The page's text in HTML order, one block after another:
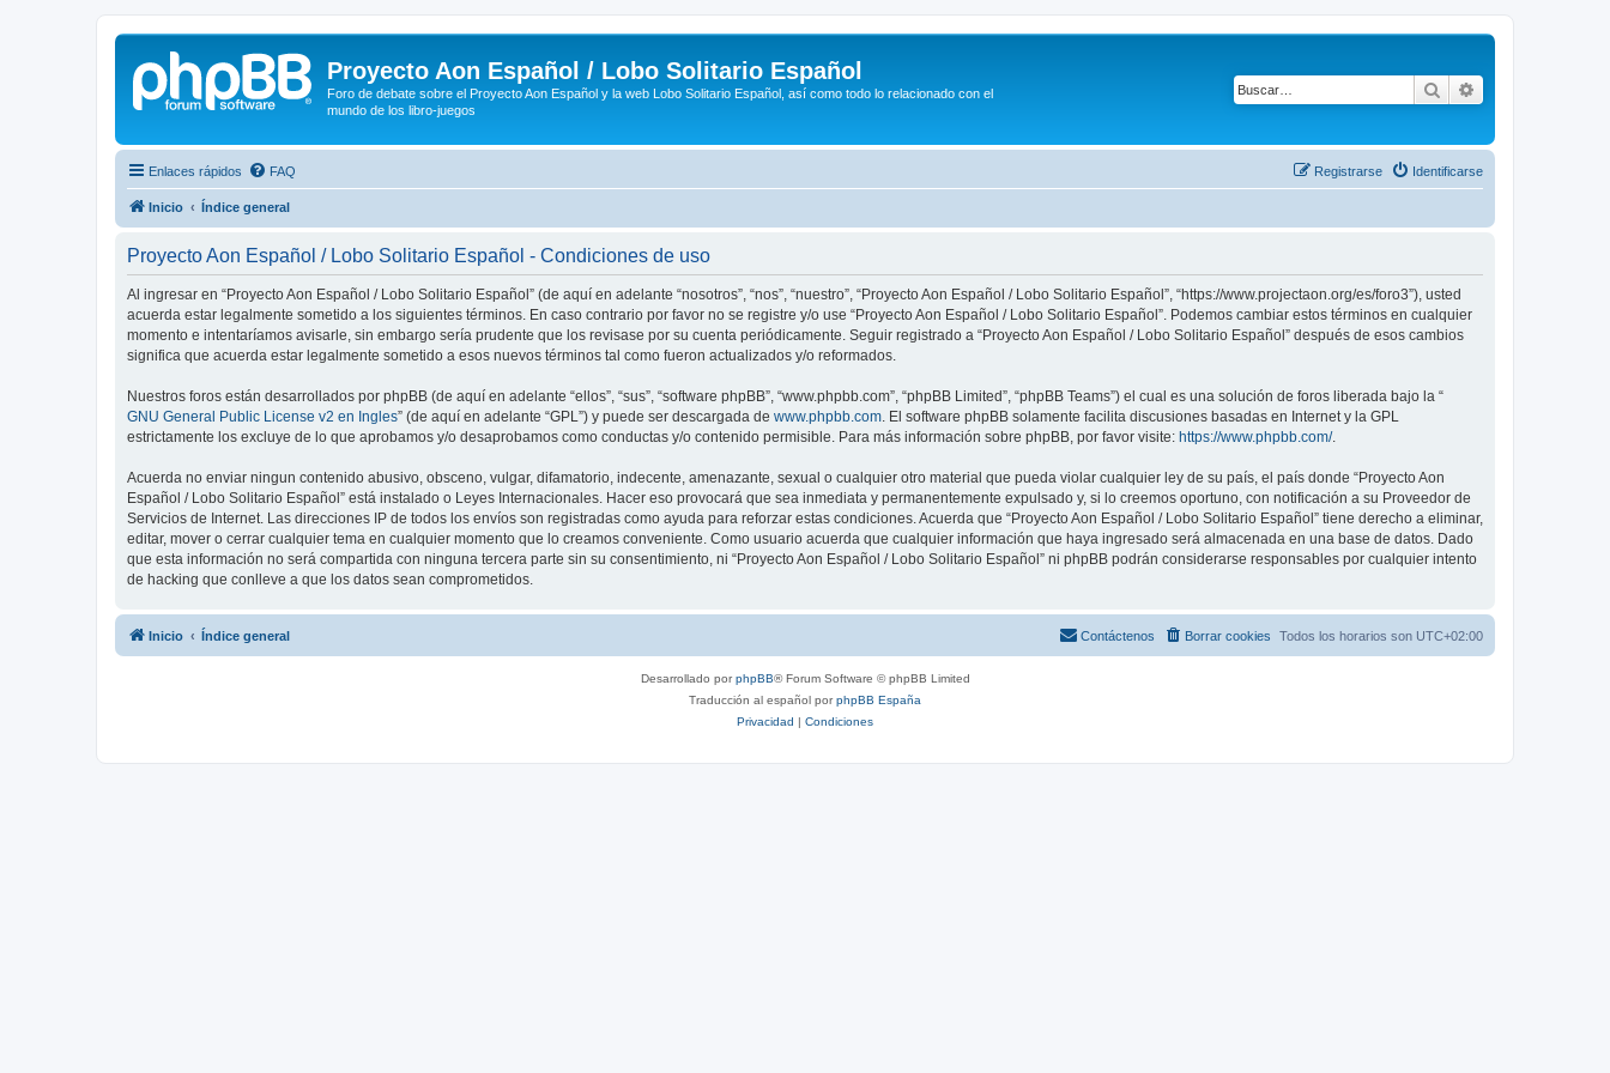
Proyecto Aon Español / Lobo Solitario Español
Foro de debate sobre el Proyecto Aon Español y la web Lobo Solitario Español, así como todo lo relacionado con el
mundo de los libro-juegos
Buscar
Enlaces rápidos FAQ Identificarse
Registrarse
Inicio Índice general
Proyecto Aon Español / Lobo Solitario Español - Condiciones de uso
Al ingresar en “Proyecto Aon Español / Lobo Solitario Español” (de aquí en adelante “nosotros”, “nos”, “nuestro”, “Proyecto Aon Español / Lobo Solitario Español”, “https://www.projectaon.org/es/foro3”), usted
acuerda estar legalmente sometido a los siguientes términos. En caso contrario por favor no se registre y/o use “Proyecto Aon Español / Lobo Solitario Español”. Podemos cambiar estos términos en cualquier
momento e intentaríamos avisarle, sin embargo sería prudente que los revisase por su cuenta periódicamente. Seguir registrado a “Proyecto Aon Español / Lobo Solitario Español” después de esos cambios
significa que acuerda estar legalmente sometido a esos nuevos términos tal como fueron actualizados y/o reformados.
Nuestros foros están desarrollados por phpBB (de aquí en adelante “ellos”, “sus”, “software phpBB”, “www.phpbb.com”, “phpBB Limited”, “phpBB Teams”) el cual es una solución de foros liberada bajo la “
GNU General Public License v2 en Ingles” (de aquí en adelante “GPL”) y puede ser descargada de www.phpbb.com . El software phpBB solamente facilita discusiones basadas en Internet y la GPL
estrictamente los excluye de lo que aprobamos y/o desaprobamos como conductas y/o contenido permisible. Para más información sobre phpBB, por favor visite: https://www.phpbb.com/.
Acuerda no enviar ningun contenido abusivo, obsceno, vulgar, difamatorio, indecente, amenazante, sexual o cualquier otro material que pueda violar cualquier ley de su país, el país donde “Proyecto Aon
Español / Lobo Solitario Español” está instalado o Leyes Internacionales. Hacer eso provocará que sea inmediata y permanentemente expulsado y, si lo creemos oportuno, con notificación a su Proveedor de
Servicios de Internet. Las direcciones IP de todos los envíos son registradas como ayuda para reforzar estas condiciones. Acuerda que “Proyecto Aon Español / Lobo Solitario Español” tiene derecho a eliminar,
editar, mover o cerrar cualquier tema en cualquier momento que lo creamos conveniente. Como usuario acuerda que cualquier información que haya ingresado será almacenada en una base de datos. Dado
que esta información no será compartida con ninguna tercera parte sin su consentimiento, ni “Proyecto Aon Español / Lobo Solitario Español” ni phpBB podrán considerarse responsables por cualquier intento
de hacking que conlleve a que los datos sean comprometidos.
Inicio Índice general Todos los horarios son UTC+02:00
Borrar cookies
Contáctenos
Desarrollado porphpBB® Forum Software © phpBB Limited
Traducción al español porphpBB España
Privacidad | Condiciones